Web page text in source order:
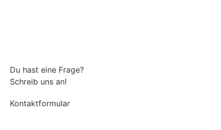
Du hast eine Frage?
Schreib uns an!
Kontaktformular